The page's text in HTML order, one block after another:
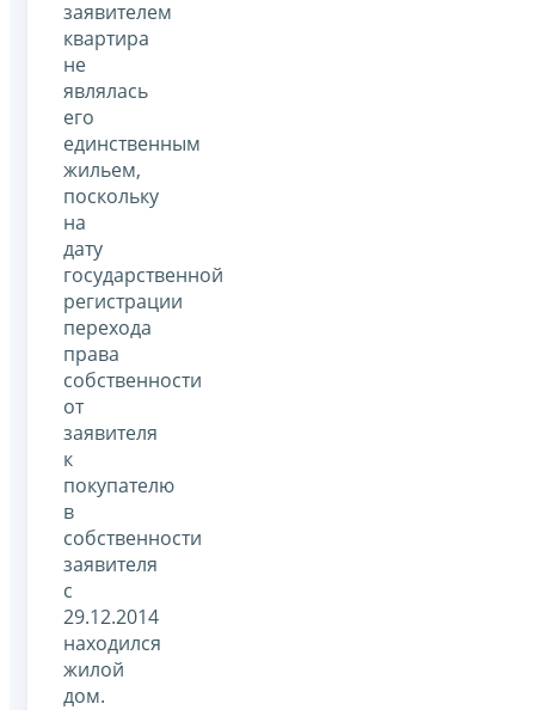
заявителем
квартира
не
являлась
его
единственным
жильем,
поскольку
на
дату
государственной
регистрации
перехода
права
собственности
от
заявителя
к
покупателю
в
собственности
заявителя
с
29.12.2014
находился
жилой
дом.